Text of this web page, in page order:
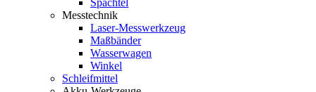
Spachtel
Messtechnik
Laser-Messwerkzeug
Maßbänder
Wasserwagen
Winkel
Schleifmittel